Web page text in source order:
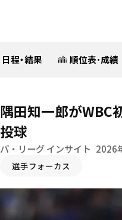
日程・結果 順位表･成績
隅田知一郎が
投球
パ・リーグ インサイト 2026
選手フォーカス